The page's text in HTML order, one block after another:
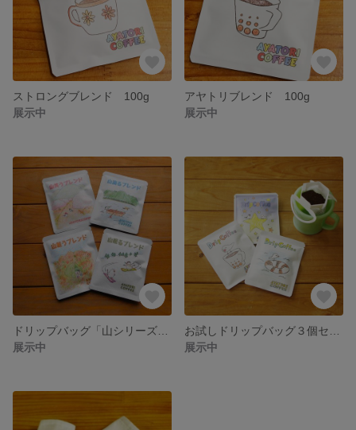
ストロングブレンド 100g
展示中
アヤトリブレンド 100g
展示中
展示中
展示中